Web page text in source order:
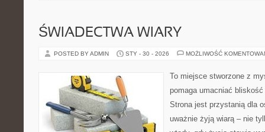
ŚWIADECTWA WIARY
POSTED BY ADMIN STY - 30 - 2026 MOŻLIWOŚĆ
To miejsce stworzone z
pomaga umacniać
Strona jest przystanią dla
uważnie żyją wiarą – nie